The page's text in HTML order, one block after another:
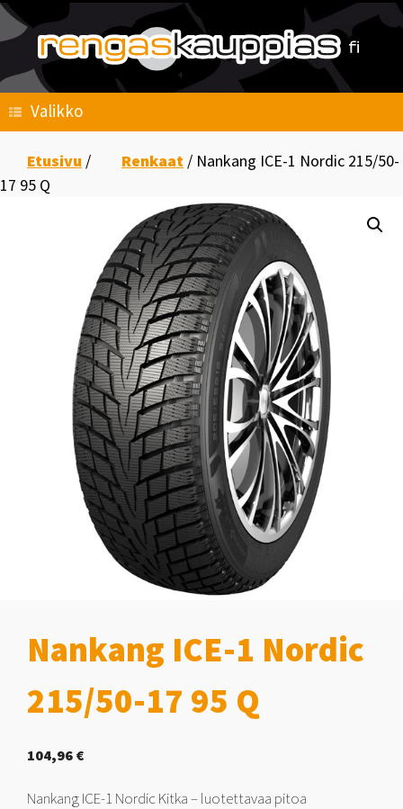
Skip
content
Valikko
Etusivu / Renkaat / Nankang ICE-1 Nordic 215/50-
17 95 Q
Nankang ICE-1 Nordic
215/50-17 95 Q
104,96 €
Nankang ICE-1 Nordic Kitka – luotettavaa pitoa